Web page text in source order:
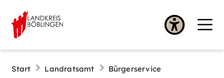
Start Landratsamt
Bürgerservice